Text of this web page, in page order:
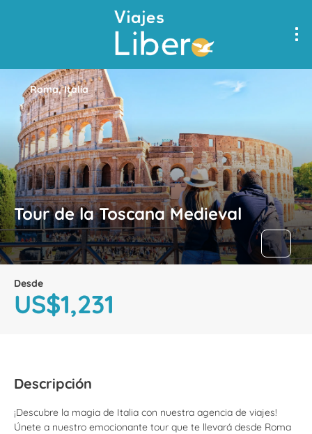
Tour de la Toscana Medieval
Roma, Italia
Desde
US$1,231
Descripción
¡Descubre la magia de Italia con nuestra agencia de viajes!
Únete a nuestro emocionante tour que te llevará desde Roma